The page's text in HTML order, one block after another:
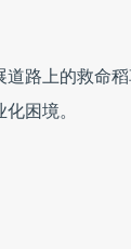
路上的救命
困境。